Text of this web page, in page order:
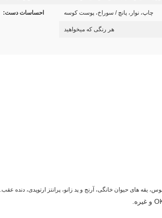
چاپ، نوار، پانچ / سوراخ، پوست کوسه احساسات دست:
هر رنگی که میخواهید
های حیوان خانگی، آرنج و پد زانو، پرانتز ارتوپدی، دنده عقب.